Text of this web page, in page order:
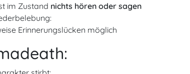
im Zustand nichts hören oder sagen
Erinnerungslücken möglich